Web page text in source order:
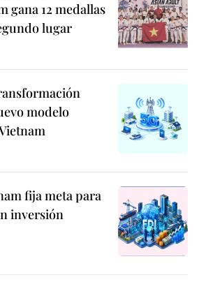
gana 12 medallas
lugar
modelo
fija meta para
inversión